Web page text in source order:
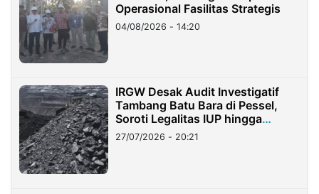
Operasional Fasilitas Strategis
04/08/2026 - 14:20
IRGW Desak Audit Investigatif
Tambang Batu Bara di Pessel,
Soroti Legalitas IUP hingga
Stockpile
27/07/2026 - 20:21